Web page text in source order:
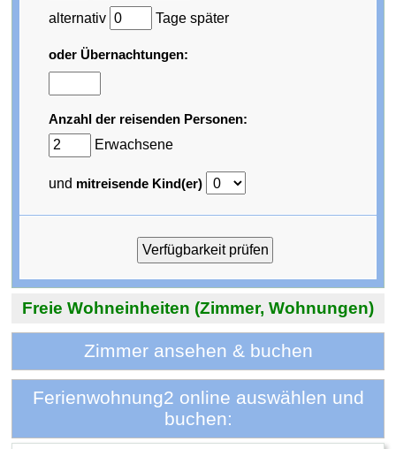
alternativ Tage später
oder Übernachtungen:
Anzahl der reisenden Personen:
Erwachsene
und mitreisende Kind(er)
Freie Wohneinheiten (Zimmer, Wohnungen)
Zimmer ansehen & buchen
Ferienwohnung2 online auswählen und
buchen: